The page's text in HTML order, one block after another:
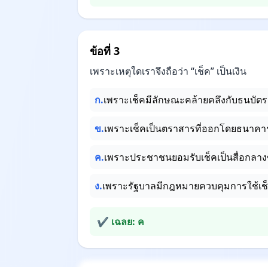
ข้อที่ 3
เพราะเหตุใดเราจึงถือว่า “เช็ค” เป็นเงิน
ก.เพราะเช็คมีลักษณะคล้ายคลึงกับธนบัตร
ข.เพราะเช็คเป็นตราสารที่ออกโดยธนาค
ค.เพราะประชาชนยอมรับเช็คเป็นสื่อกลา
ง.เพราะรัฐบาลมีกฎหมายควบคุมการใช้เ
✔ เฉลย: ค